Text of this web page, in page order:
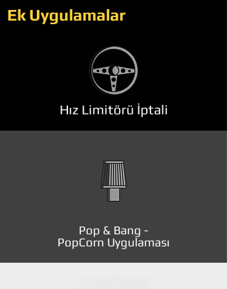
Ek Uygulamalar
Hız Limitörü İptali
Pop & Bang -
PopCorn Uygulaması